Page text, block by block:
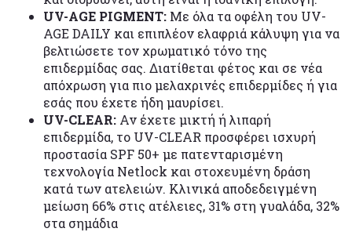
UV-AGE PIGMENT: Με όλα τα οφέλη του UV-
AGE DAILY και επιπλέον ελαφριά κάλυψη για να
βελτιώσετε τον χρωματικό τόνο της
επιδερμίδας σας. Διατίθεται φέτος και σε νέα
απόχρωση για πιο μελαχρινές επιδερμίδες ή για
εσάς που έχετε ήδη μαυρίσει.
UV-CLEAR: Αν έχετε μικτή ή λιπαρή
επιδερμίδα, το UV-CLEAR προσφέρει ισχυρή
προστασία SPF 50+ με πατενταρισμένη
τεχνολογία Netlock και στοχευμένη δράση
κατά των ατελειών. Κλινικά αποδεδειγμένη
μείωση 66% στις ατέλειες, 31% στη γυαλάδα, 32%
στα σημάδια